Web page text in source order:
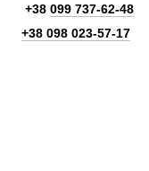
+38 099 737-62-48
+38 098 023-57-17